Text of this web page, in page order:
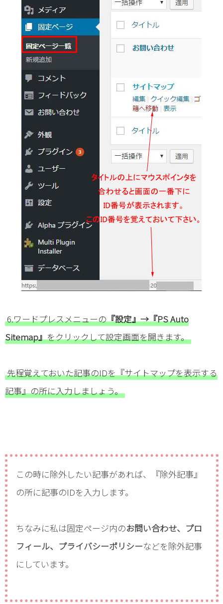
6.ワードプレスメニューの『設定』→『PS Auto
Sitemap』をクリックして設定画面を開きます。
先程覚えておいた記事のIDを『サイトマップを表示する
記事』の所に入力しましょう。
この時に除外したい記事があれば、『除外記事』
の所に記事のIDを入力します。
ちなみに私は固定ページ内のお問い合わせ、プロ
フィール、プライバシーポリシーなどを除外記事
にしています。